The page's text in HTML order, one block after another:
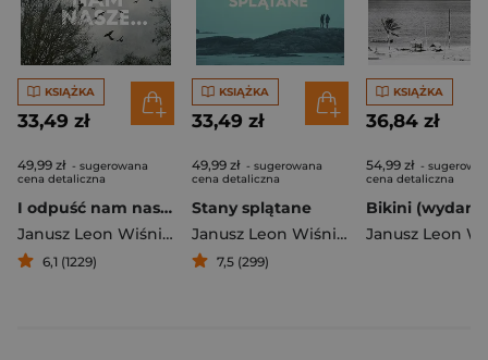
KSIĄŻKA
33,49 zł
49,99 zł - sugerowana
cena detaliczna
I odpuść nam nasze…
Janusz Leon Wiśniewski
6,1 (1229)
KSIĄŻKA
33,49 zł
49,99 zł - sugerowana
cena detaliczna
Stany splątane
Janusz Leon Wiśniewski
7,5 (299)
KSIĄŻKA
36,84 zł
54,99 zł -
cena detaliczna